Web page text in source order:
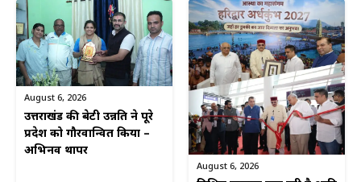
August 6, 2026
उत्तराखंड की बेटी उन्नति ने पूरे
प्रदेश को गौरवान्वित किया –
अभिनव थापर
August 6, 2026